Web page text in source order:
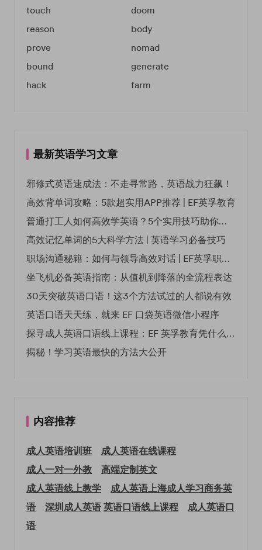
touch
doom
reason
body
prove
nomad
bound
generate
hack
farm
最新英语学习文章
邪修式英语速成法：不走寻常路，英语战力狂飙！
高效背单词攻略：5款超实用APP推荐 | EF英孚教育
普通打工人如何高效学英语？5个实用技巧助你突破职场瓶颈
高效记忆单词的5大科学方法 | 英语学习必备技巧
职场沟通秘籍：如何与领导高效对话 | EF英孚职场指南
坐飞机必备英语指南：从值机到降落的全流程表达
30天突破英语口语！这3个方法试过的人都说有效
英语口语天天练，就来 EF 口袋英语微信小程序
探寻成人英语口语线上课程：EF 英孚教育凭什么领航
揭秘！学习英语最快的方法大公开
内容推荐
成人英语培训班
成人英语在线课程
成人一对一外教
高端定制英文
成人英语线上教学
成人英语上海成人学习商务英
语
深圳成人英语英语口语线上课程
成人英语口
语